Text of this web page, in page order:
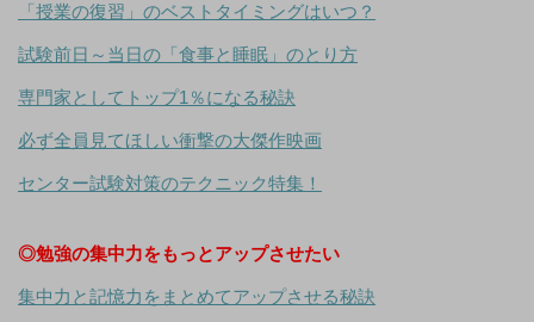
「授業の復習」のベストタイミングはいつ？
試験前日～当日の「食事と睡眠」のとり方
専門家としてトップ1％になる秘訣
必ず全員見てほしい衝撃の大傑作映画
センター試験対策のテクニック特集！
◎勉強の集中力をもっとアップさせたい
集中力と記憶力をまとめてアップさせる秘訣